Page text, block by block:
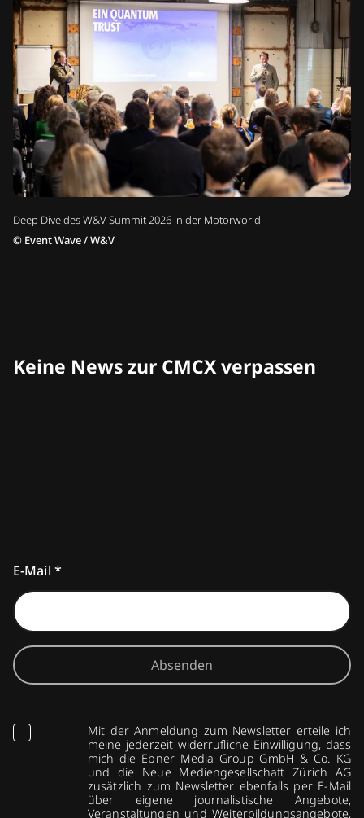
Deep Dive des W&V Summit 2026 in der Motorworld
© Event Wave / W&V
Keine News zur CMCX verpassen
E-Mail *
Absenden
Mit der Anmeldung zum Newsletter erteile ich
meine jederzeit widerrufliche Einwilligung, dass
mich die Ebner Media Group GmbH & Co. KG
und die Neue Mediengesellschaft Zürich AG
zusätzlich zum Newsletter ebenfalls per E-Mail
über eigene journalistische Angebote,
Veranstaltungen und Weiterbildungsangebote,